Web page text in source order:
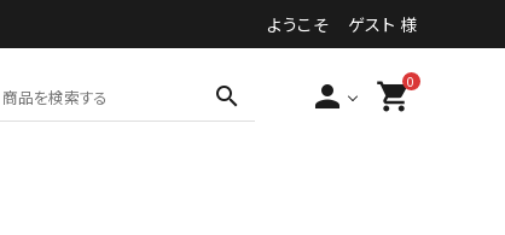
ようこそ ゲスト 様
search person 0
shopping_cart